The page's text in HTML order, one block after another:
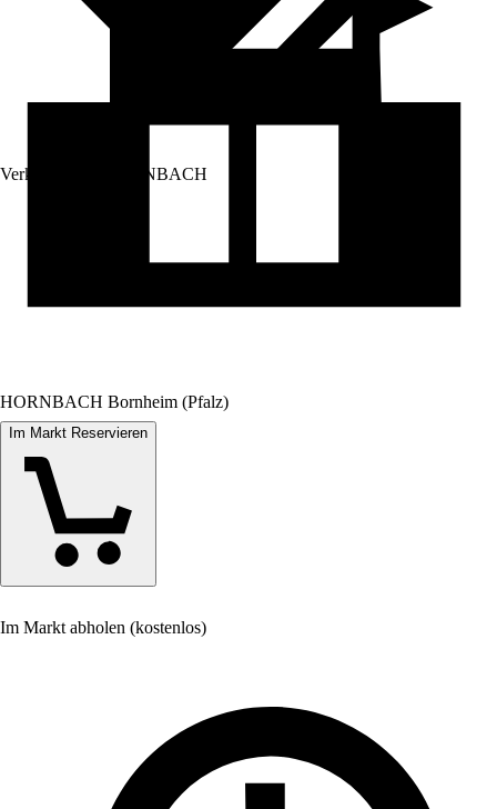
Verkauf durch: HORNBACH
HORNBACH Bornheim (Pfalz)
Im Markt Reservieren
Im Markt abholen (kostenlos)